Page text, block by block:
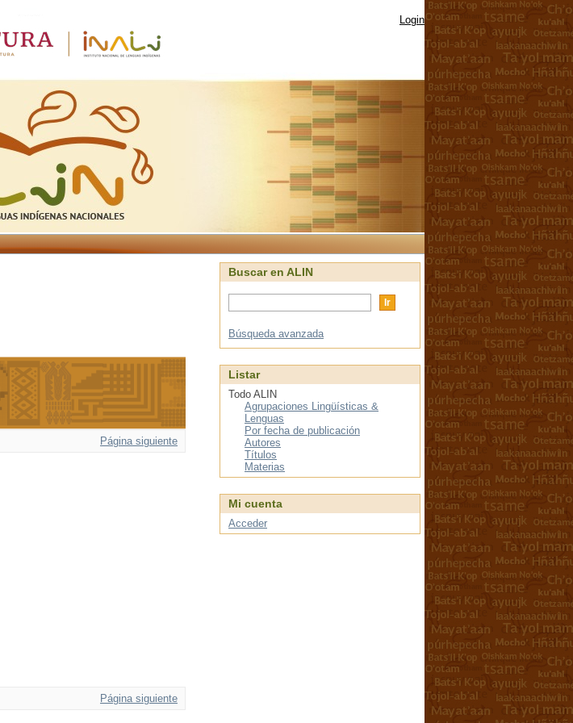
Login
Página siguiente
Página siguiente
Buscar en ALIN
Búsqueda avanzada
Listar
Todo ALIN
Agrupaciones Lingüísticas &
Lenguas
Por fecha de publicación
Autores
Títulos
Materias
Mi cuenta
Acceder